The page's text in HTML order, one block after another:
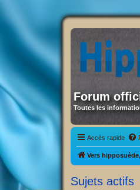
Forum
Toutes les
Accès rapide
Vers
Sujets actifs